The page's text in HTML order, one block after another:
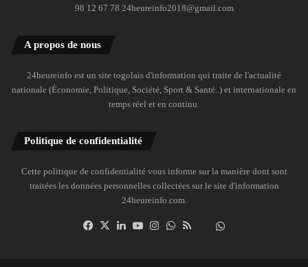
98 12 67 78 24heureinfo2018@gmail.com
A propos de nous
24heureinfo est un site togolais d'information qui traite de l'actualité
nationale (Économie, Politique, Société, Sport & Santé..) et internationale en
temps réel et en continu.
Politique de confidentialité
Cette politique de confidentialité vous informe sur la manière dont sont
traitées les données personnelles collectées sur le site d'information
24heureinfo.com.
Facebook
X LinkedinYouTubeInstagramWhatsAppDailymotion